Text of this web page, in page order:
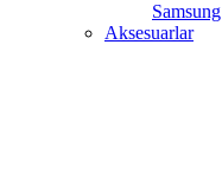
Samsung
Aksesuarlar